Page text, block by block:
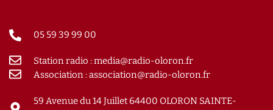
05 59 39 99 00
Station radio : media@radio-oloron.fr
Association : association@radio-oloron.fr
59 Avenue du 14 Juillet 64400 OLORON SAINTE-